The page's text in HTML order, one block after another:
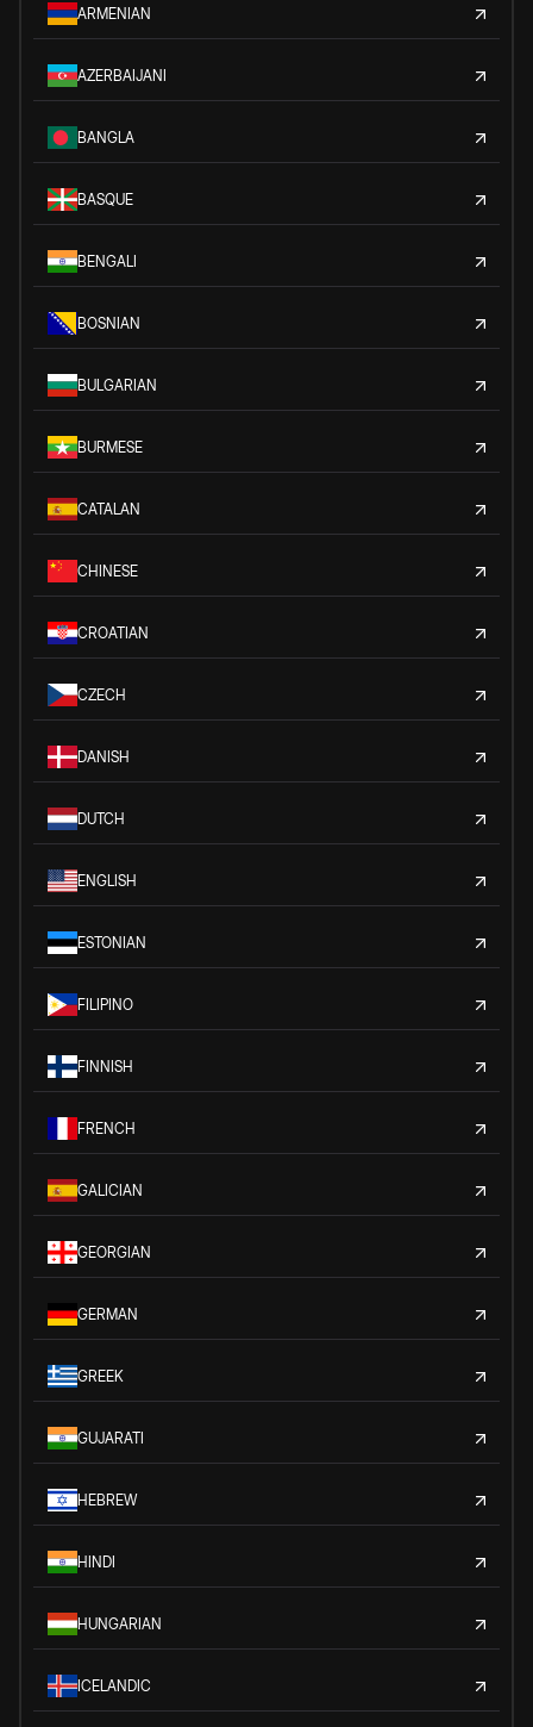
ARMENIAN
AZERBAIJANI
BANGLA
BASQUE
BENGALI
BOSNIAN
BULGARIAN
BURMESE
CATALAN
CHINESE
CROATIAN
CZECH
DANISH
DUTCH
ENGLISH
ESTONIAN
FILIPINO
FINNISH
FRENCH
GALICIAN
GEORGIAN
GERMAN
GREEK
GUJARATI
HEBREW
HINDI
HUNGARIAN
ICELANDIC